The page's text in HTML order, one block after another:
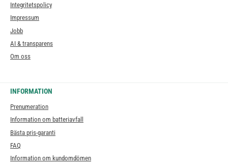
Integritetspolicy
Impressum
Jobb
AI & transparens
Om oss
INFORMATION
Prenumeration
Information om batteriavfall
Bästa pris-garanti
FAQ
Information om kundomdömen